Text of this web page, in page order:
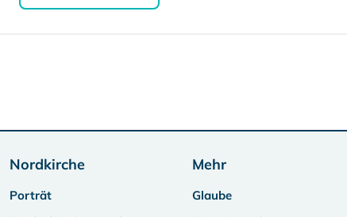
Nordkirche
Porträt
Mehr
Glaube